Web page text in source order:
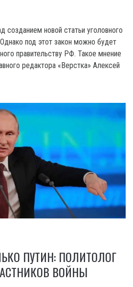
созданием новой статьи уголовного
под этот закон можно будет
правительству РФ. Такое мнение
редактора «Верстка» Алексей
ПУТИН: ПОЛИТОЛОГ
ВОЙНЫ